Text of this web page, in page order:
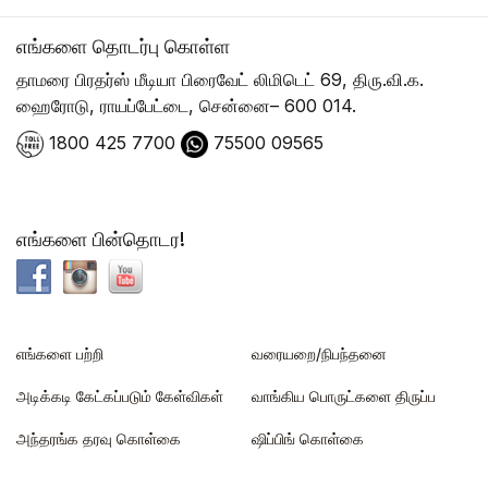
எங்களை தொடர்பு கொள்ள
தாமரை பிரதர்ஸ் மீடியா பிரைவேட் லிமிடெட் 69, திரு.வி.க.
ஹைரோடு, ராயப்பேட்டை, சென்னை– 600 014.
1800 425 7700
75500 09565
எங்களை பின்தொடர!
எங்களை பற்றி
அடிக்கடி கேட்கப்படும் கேள்விகள்
அந்தரங்க தரவு கொள்கை
வரையறை/நிபந்தனை
வாங்கிய பொருட்களை திருப்ப
ஷிப்பிங் கொள்கை